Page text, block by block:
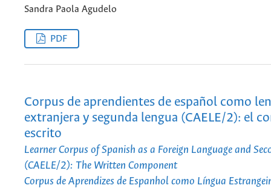
Sandra Paola Agudelo
PDF
Corpus de aprendientes de español como
extranjera y segunda lengua (CAELE/2): el
escrito
Learner Corpus of Spanish as a Foreign Language and
(CAELE/2): The Written Component
Corpus de Aprendizes de Espanhol como Língua